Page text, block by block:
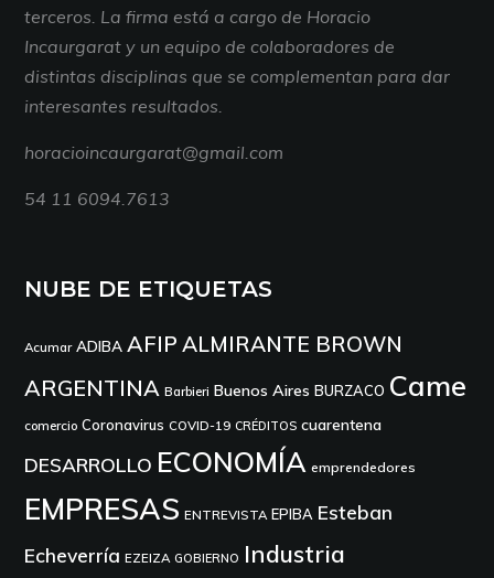
terceros. La firma está a cargo de Horacio
Incaurgarat y un equipo de colaboradores de
distintas disciplinas que se complementan para dar
interesantes resultados.
horacioincaurgarat@gmail.com
54 11 6094.7613
NUBE DE ETIQUETAS
Acumar ADIBA AFIP ALMIRANTE BROWN
ARGENTINA Barbieri Buenos Aires BURZACO Came
comercio Coronavirus COVID-19 CRÉDITOS cuarentena
DESARROLLO ECONOMÍA emprendedores
EMPRESAS ENTREVISTA EPIBA Esteban
Echeverría EZEIZA GOBIERNO Industria